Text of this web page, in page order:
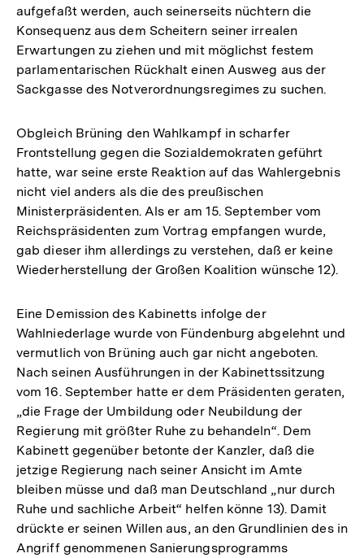
aufgefaßt werden, auch seinerseits nüchtern die
Konsequenz aus dem Scheitern seiner irrealen
Erwartungen zu ziehen und mit möglichst festem
parlamentarischen Rückhalt einen Ausweg aus der
Sackgasse des Notverordnungsregimes zu suchen.
Obgleich Brüning den Wahlkampf in scharfer
Frontstellung gegen die Sozialdemokraten geführt
hatte, war seine erste Reaktion auf das Wahlergebnis
nicht viel anders als die des preußischen
Ministerpräsidenten. Als er am 15. September vom
Reichspräsidenten zum Vortrag empfangen wurde,
gab dieser ihm allerdings zu verstehen, daß er keine
Wiederherstellung der Großen Koalition wünsche 12).
Eine Demission des Kabinetts infolge der
Wahlniederlage wurde von Fündenburg abgelehnt und
vermutlich von Brüning auch gar nicht angeboten.
Nach seinen Ausführungen in der Kabinettssitzung
vom 16. September hatte er dem Präsidenten geraten,
„die Frage der Umbildung oder Neubildung der
Regierung mit größter Ruhe zu behandeln“. Dem
Kabinett gegenüber betonte der Kanzler, daß die
jetzige Regierung nach seiner Ansicht im Amte
bleiben müsse und daß man Deutschland „nur durch
Ruhe und sachliche Arbeit“ helfen könne 13). Damit
drückte er seinen Willen aus, an den Grundlinien des in
Angriff genommenen Sanierungsprogramms